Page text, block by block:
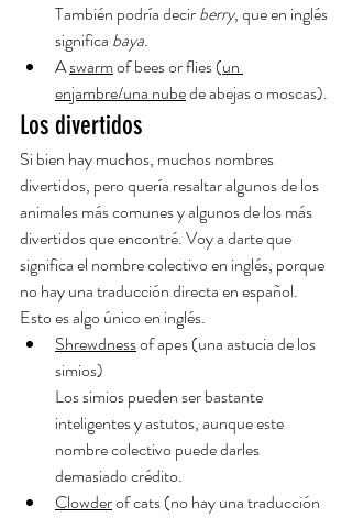
También podría decir berry, que en inglés
significa baya.
A swarm of bees or flies (un
enjambre/una nube de abejas o moscas).
Los divertidos
Si bien hay muchos, muchos nombres
divertidos, pero quería resaltar algunos de los
animales más comunes y algunos de los más
divertidos que encontré. Voy a darte que
significa el nombre colectivo en inglés, porque
no hay una traducción directa en español.
Esto es algo único en inglés.
Shrewdness of apes (una astucia de los
simios)
Los simios pueden ser bastante
inteligentes y astutos, aunque este
nombre colectivo puede darles
demasiado crédito.
Clowder of cats (no hay una traducción